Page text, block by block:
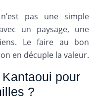
pas une simple
un paysage, une
Le faire au bon
en décuple la valeur.
pour
?